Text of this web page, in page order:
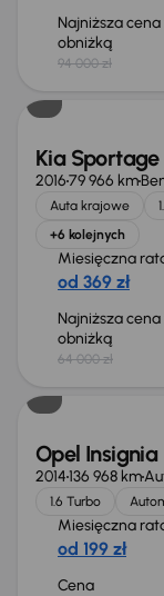
Najniższa
obniżką
94 000 zł
Taniej o 2 000 zł
Kia Sportage
201679 966 km
Auta krajowe
+6 kolejnych
Miesięczna
od 369 zł
Najniższa
obniżką
64 000 zł
Opel Insignia
2014136 968 km
1.6 Turbo
Miesięczna
od 199 zł
Cena